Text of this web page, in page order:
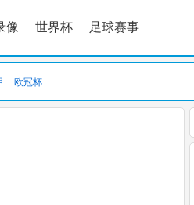
像 世界杯 足球赛事
欧冠杯